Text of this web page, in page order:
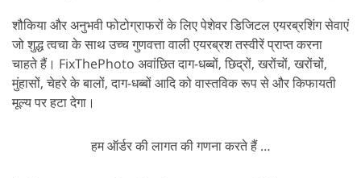
शौकिया और अनुभवी फोटोग्राफरों के लिए पेशेवर डिजिटल एयरब्रशिंग सेवाएं
जो शुद्ध त्वचा के साथ उच्च गुणवत्ता वाली एयरब्रश तस्वीरें प्राप्त करना
चाहते हैं। FixThePhoto अवांछित दाग-धब्बों, छिद्रों, खरोंचों, खरोंचों,
मुंहासों, चेहरे के बालों, दाग-धब्बों आदि को वास्तविक रूप से और किफायती
मूल्य पर हटा देगा।
हम ऑर्डर की लागत की गणना करते हैं …